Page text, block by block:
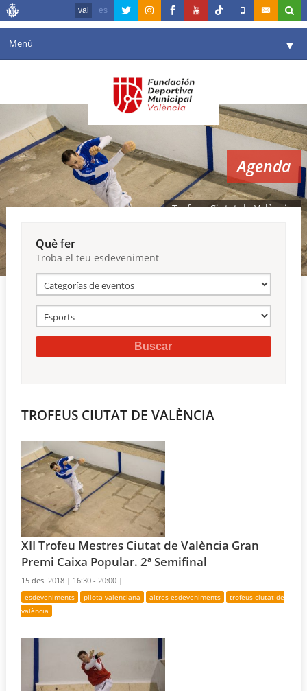
val es
Menú ▼
Agenda
Instal·lacions ▼
Comunicació ▼
València en esport ▼
Reserves
Agenda
Trofeus Ciutat de València
Què fer
Troba el teu esdeveniment
TROFEUS CIUTAT DE VALÈNCIA
XII Trofeu Mestres Ciutat de València Gran
Premi Caixa Popular. 2ª Semifinal
15 des. 2018 | 16:30 - 20:00 |
esdeveniments pilota valenciana altres esdeveniments
trofeus ciutat de
valència